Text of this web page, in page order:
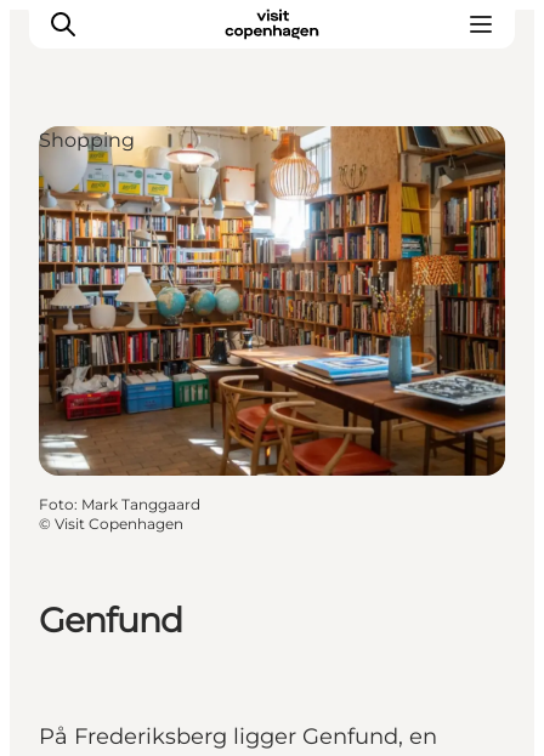
Aktivitäten
Essen und Trinken
Planen
Genfund
På Frederiksberg ligger Genfund, en
Shopping
Foto: Mark Tanggaard
© Visit Copenhagen